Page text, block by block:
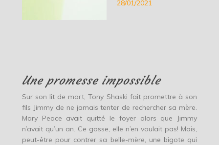
28/01/2021
Une promesse impossible
Sur son lit de mort, Tony Shaski fait promettre à son
fils Jimmy de ne jamais tenter de rechercher sa mère.
Mary Peace avait quitté le foyer alors que Jimmy
n’avait qu’un an. Ce gosse, elle n’en voulait pas! Mais,
peut-être pour contrer sa belle-mère, une bigote qui